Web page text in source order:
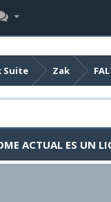
Suite Zak
ACTUAL ES UN